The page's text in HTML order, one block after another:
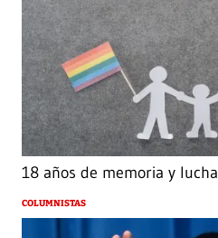
18 años de memoria y lucha
COLUMNISTAS